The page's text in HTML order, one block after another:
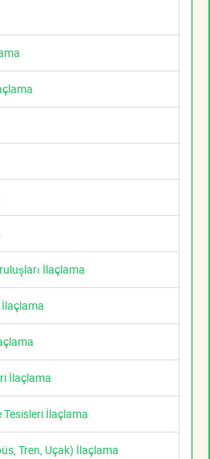
İlaçlama
İlaçlama
İlaçlama
Tesisleri İlaçlama
Tren, Uçak) İlaçlama